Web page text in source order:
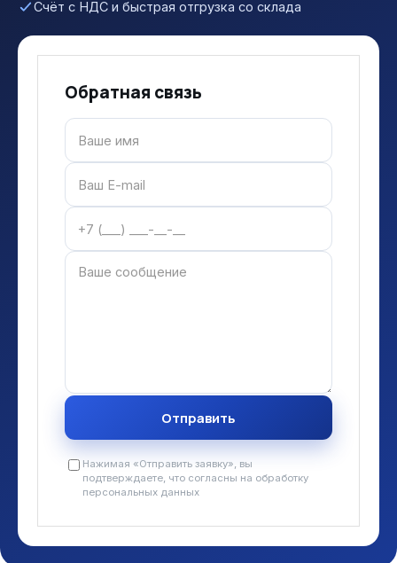
Счёт с НДС и быстрая отгрузка со склада
Обратная связь
Нажимая «Отправить заявку», вы
подтверждаете, что согласны на обработку
персональных данных